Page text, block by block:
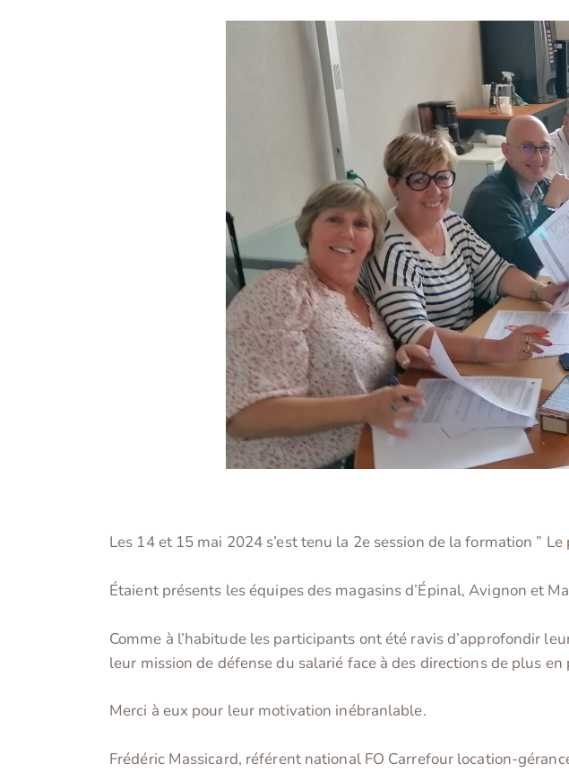
Les 14 et 15 mai 2024 s’est tenu la 2e session de la formation ”
Étaient présents les équipes des magasins d’Épinal, Avignon et
Comme à l’habitude les participants ont été ravis d’approfondir
leur mission de défense du salarié face à des directions de plus en
Merci à eux pour leur motivation inébranlable.
Frédéric Massicard, référent national FO Carrefour location-